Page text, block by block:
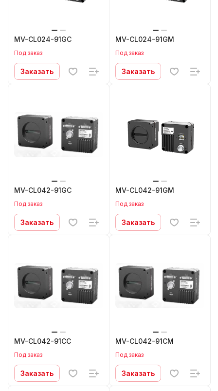
MV-CL024-91GC
Под заказ
Заказать
MV-CL024-91GM
Под заказ
Заказать
MV-CL042-91GC
Под заказ
Заказать
MV-CL042-91GM
Под заказ
Заказать
MV-CL042-91CC
Под заказ
Заказать
MV-CL042-91CM
Под заказ
Заказать